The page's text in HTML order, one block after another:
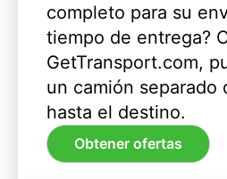
completo para su
tiempo de entrega?
GetTransport.com,
un camión separado
hasta el destino.
Obtener ofertas